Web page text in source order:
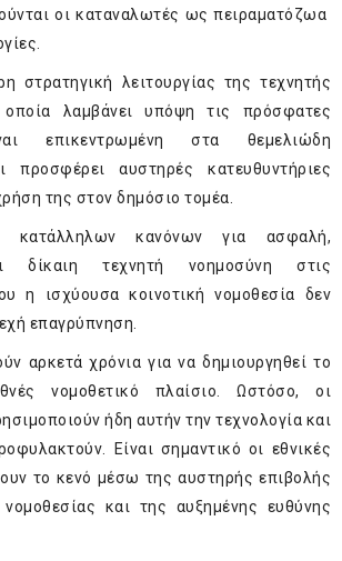
οι καταναλωτές ως πειραματόζωα
στρατηγική λειτουργίας της τεχνητής
λαμβάνει υπόψη τις πρόσφατες
επικεντρωμένη στα θεμελιώδη
προσφέρει αυστηρές κατευθυντήριες
της στον δημόσιο τομέα.
κατάλληλων κανόνων για ασφαλή,
δίκαιη τεχνητή νοημοσύνη στις
η ισχύουσα κοινοτική νομοθεσία δεν
επαγρύπνηση.
αρκετά χρόνια για να δημιουργηθεί το
νομοθετικό πλαίσιο. Ωστόσο, οι
ήδη αυτήν την τεχνολογία και
Είναι σημαντικό οι εθνικές
το κενό μέσω της αυστηρής επιβολής
και της αυξημένης ευθύνης